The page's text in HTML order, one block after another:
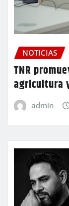
NOTICIAS
TNR
agricultura
admin